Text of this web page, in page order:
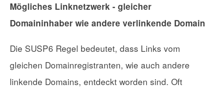
Mögliches Linknetzwerk - gleicher
Domaininhaber wie andere verlinkende Domain
Die SUSP6 Regel bedeutet, dass Links vom
gleichen Domainregistranten, wie auch andere
linkende Domains, entdeckt worden sind. Oft